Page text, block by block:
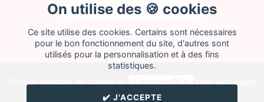
On utilise des 🍪 cookies
Ce site utilise des cookies. Certains sont nécessaires
pour le bon fonctionnement du site, d'autres sont
utilisés pour la personnalisation et à des fins
statistiques.
✔️ J'ACCEPTE
RSS ⁄Réglage des cookies